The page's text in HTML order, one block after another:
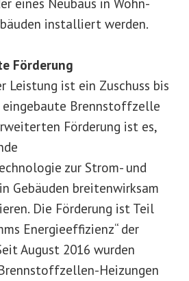
installiert werden.
Förderung
Leistung ist ein Zuschuss bis
eingebaute Brennstoffzelle
Förderung ist es,
zur Strom- und
Gebäuden breitenwirksam
Die Förderung ist Teil
Energieeffizienz“ der
August 2016 wurden
Heizungen